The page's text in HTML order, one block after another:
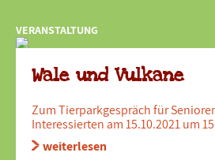
VERANSTALTUNG
Wale und Vulkane
Zum Tierparkgespräch für
Interessierten am 15.10.2021 um
weiterlesen